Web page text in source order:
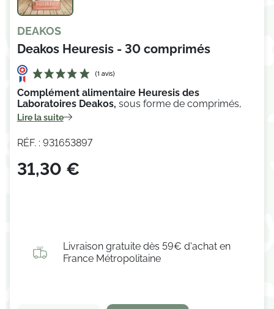
DEAKOS
Deakos Heuresis - 30 comprimés
Complément alimentaire Heuresis des
Laboratoires Deakos, sous forme de comprimés,
Lire la suite
RÉF. : 931653897
31,30 €
Livraison gratuite dès 59€ d'achat en
France Métropolitaine